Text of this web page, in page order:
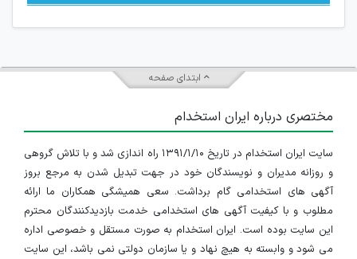
ابتدای صفحه
مختصری درباره ایران استخدام
سایت ایران استخدام در تاریخ ۱۳۹۱/۱/۱۰ راه اندازی شد و با تلاش گروهی
و روزانه مدیران و نویسندگان خود در جهت تبدیل شدن به مرجع بروز
آگهی های استخدامی گام برداشت. سعی همیشگی همکاران ما ارائه
مطلوب و با کیفیت آگهی های استخدامی خدمت بازدیدکنندگان محترم
این سایت بوده است. ایران استخدام به صورت مستقل و خصوصی اداره
می شود و وابسته به هیچ نهاد و یا سازمان دولتی نمی باشد، این سایت